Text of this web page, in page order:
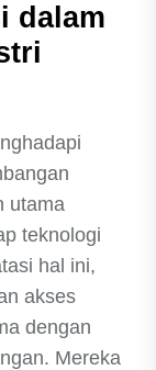
dalam
utama
teknologi
hal ini,
akses
dengan
Mereka